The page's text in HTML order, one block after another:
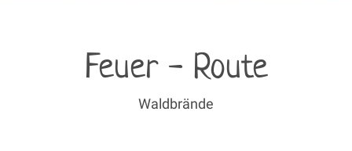
Feuer - Route
Waldbrände